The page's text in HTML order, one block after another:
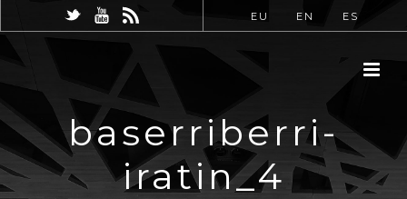
EU EN ES
baserriberri-
iratin_4